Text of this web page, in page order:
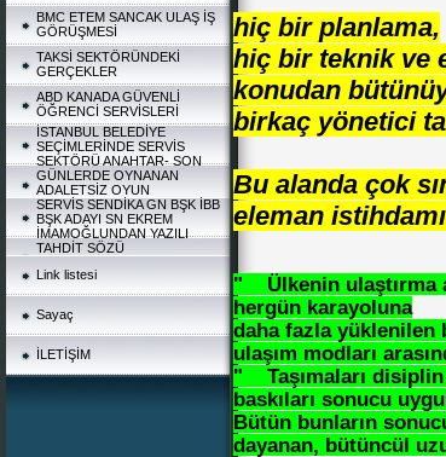
BMC ETEM SANCAK ULAŞ İŞ
GÖRÜŞMESİ
TAKSİ SEKTÖRÜNDEKİ
GERÇEKLER
ABD KANADA GÜVENLİ
ÖĞRENCİ SERVİSLERİ
İSTANBUL BELEDİYE
SEÇİMLERİNDE SERVİS
SEKTÖRÜ ANAHTAR- SON
GÜNLERDE OYNANAN
ADALETSİZ OYUN
SERVİS SENDİKA GN BŞK İBB
BŞK ADAYI SN EKREM
İMAMOĞLUNDAN YAZILI
TAHDİT SÖZÜ
Link listesi
Sayaç
İLETİŞİM
hiç bir planlama,
hiç bir teknik ve
konudan
birkaç yönetici
Bu alanda çok
eleman
" Ülkenin ulaştırma
hergün karayoluna
daha fazla yüklenilen
ulaşım modları
" Taşımaları disiplin
baskıları sonucu
Bütün bunların
dayanan, bütüncül